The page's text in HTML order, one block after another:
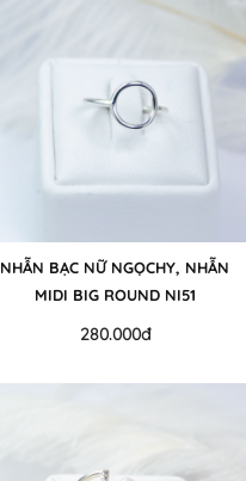
NHẪN BẠC NỮ NGỌCHY, NHẪN
MIDI BIG ROUND NI51
280.000đ